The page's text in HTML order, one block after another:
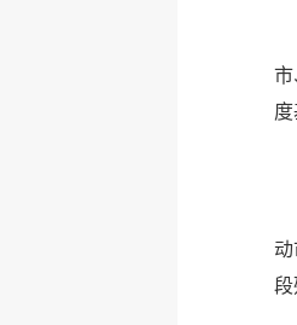
市
度
动
段